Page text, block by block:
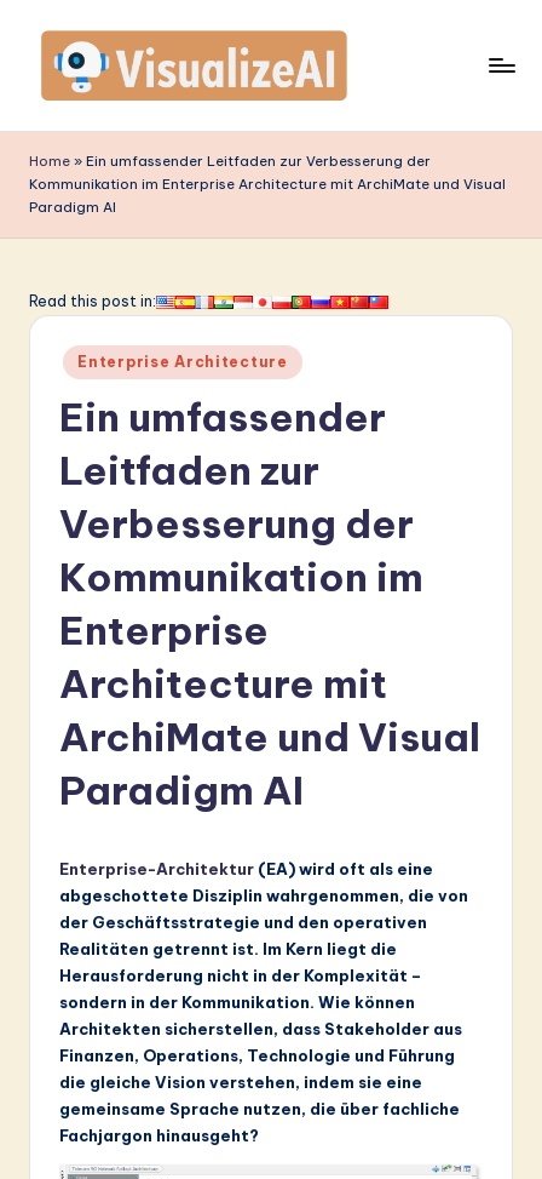
content
is
u
a
z
A
G
m
in
A
&
Home » Ein umfassender Leitfaden zur Verbesserung der
Kommunikation im Enterprise Architecture mit ArchiMate und Visual
Paradigm AI
Read this post in:
Posted
in
Enterprise Architecture
Ein umfassender
Leitfaden zur
Verbesserung der
Kommunikation im
Enterprise
Architecture mit
ArchiMate und Visual
Paradigm AI
Enterprise-Architektur (EA) wird oft als eine
abgeschottete Disziplin wahrgenommen, die von
der Geschäftsstrategie und den operativen
Realitäten getrennt ist. Im Kern liegt die
Herausforderung nicht in der Komplexität –
sondern in der Kommunikation. Wie können
Architekten sicherstellen, dass Stakeholder aus
Finanzen, Operations, Technologie und Führung
die gleiche Vision verstehen, indem sie eine
gemeinsame Sprache nutzen, die über fachliche
Fachjargon hinausgeht?